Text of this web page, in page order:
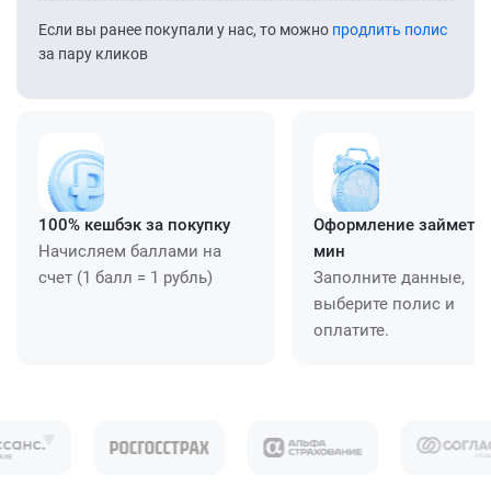
Если вы ранее покупали у нас, то можно продлить полис
за пару кликов
100% кешбэк за покупку
Начисляем баллами на
счет (1 балл = 1 рубль)
Оформление займет
мин
Заполните данные,
выберите полис и
оплатите.